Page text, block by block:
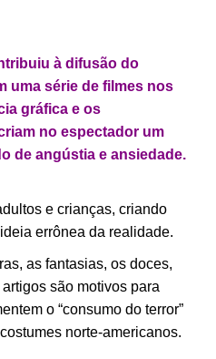
à difusão do
uma série de filmes nos
gráfica e os
no espectador um
de angústia e ansiedade.
e crianças, criando
errônea da realidade.
as fantasias, os doces,
são motivos para
o “consumo do terror”
norte-americanos.